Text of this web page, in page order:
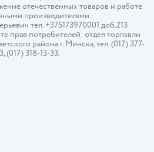
отечественных товаров и работе
производителями
тел. +375173970001 доб.213
прав потребителей: отдел торговли
района г. Минска, тел. (017) 377-
(017) 318-13-33.